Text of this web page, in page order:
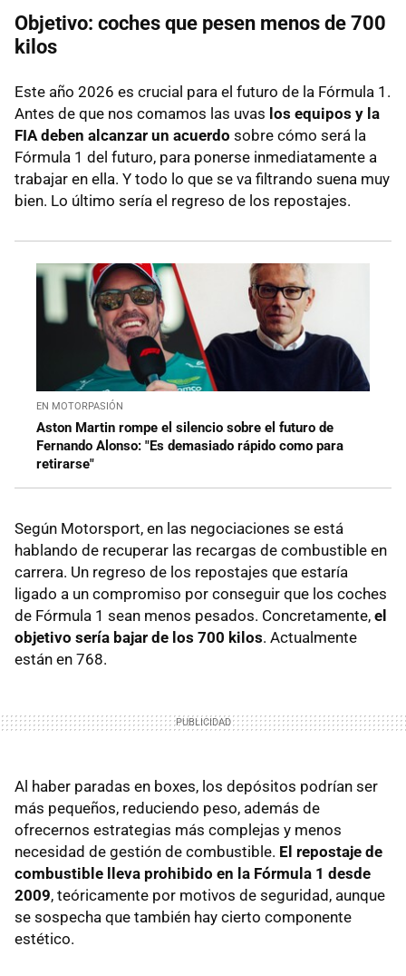
Objetivo: coches que pesen menos de 700
kilos
Este año 2026 es crucial para el futuro de la Fórmula 1.
Antes de que nos comamos las uvas los equipos y la
FIA deben alcanzar un acuerdo sobre cómo será la
Fórmula 1 del futuro, para ponerse inmediatamente a
trabajar en ella. Y todo lo que se va filtrando suena muy
bien. Lo último sería el regreso de los repostajes.
EN MOTORPASIÓN
Aston Martin rompe el silencio sobre el futuro de
Fernando Alonso: "Es demasiado rápido como para
retirarse"
Según Motorsport, en las negociaciones se está
hablando de recuperar las recargas de combustible en
carrera. Un regreso de los repostajes que estaría
ligado a un compromiso por conseguir que los coches
de Fórmula 1 sean menos pesados. Concretamente, el
objetivo sería bajar de los 700 kilos. Actualmente
están en 768.
Al haber paradas en boxes, los depósitos podrían ser
más pequeños, reduciendo peso, además de
ofrecernos estrategias más complejas y menos
necesidad de gestión de combustible. El repostaje de
combustible lleva prohibido en la Fórmula 1 desde
2009, teóricamente por motivos de seguridad, aunque
se sospecha que también hay cierto componente
estético.